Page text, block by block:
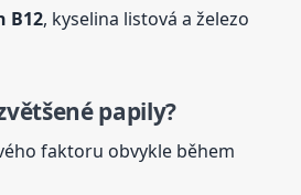
B12, kyselina listová a železo
papily?
faktoru obvykle během